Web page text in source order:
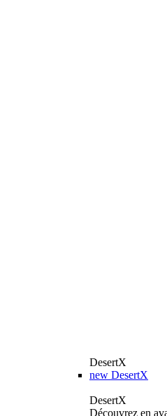
DesertX
new DesertX
DesertX
Découvrez en